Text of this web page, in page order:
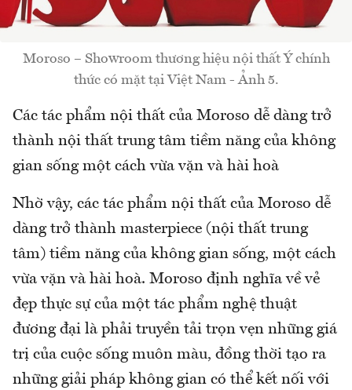
Moroso – Showroom thương hiệu nội thất Ý chính
thức có mặt tại Việt Nam - Ảnh 5.
Các tác phẩm nội thất của Moroso dễ dàng trở
thành nội thất trung tâm tiềm năng của không
gian sống một cách vừa vặn và hài hoà
Nhờ vậy, các tác phẩm nội thất của Moroso dễ
dàng trở thành masterpiece (nội thất trung
tâm) tiềm năng của không gian sống, một cách
vừa vặn và hài hoà. Moroso định nghĩa về vẻ
đẹp thực sự của một tác phẩm nghệ thuật
đương đại là phải truyền tải trọn vẹn những giá
trị của cuộc sống muôn màu, đồng thời tạo ra
những giải pháp không gian có thể kết nối với